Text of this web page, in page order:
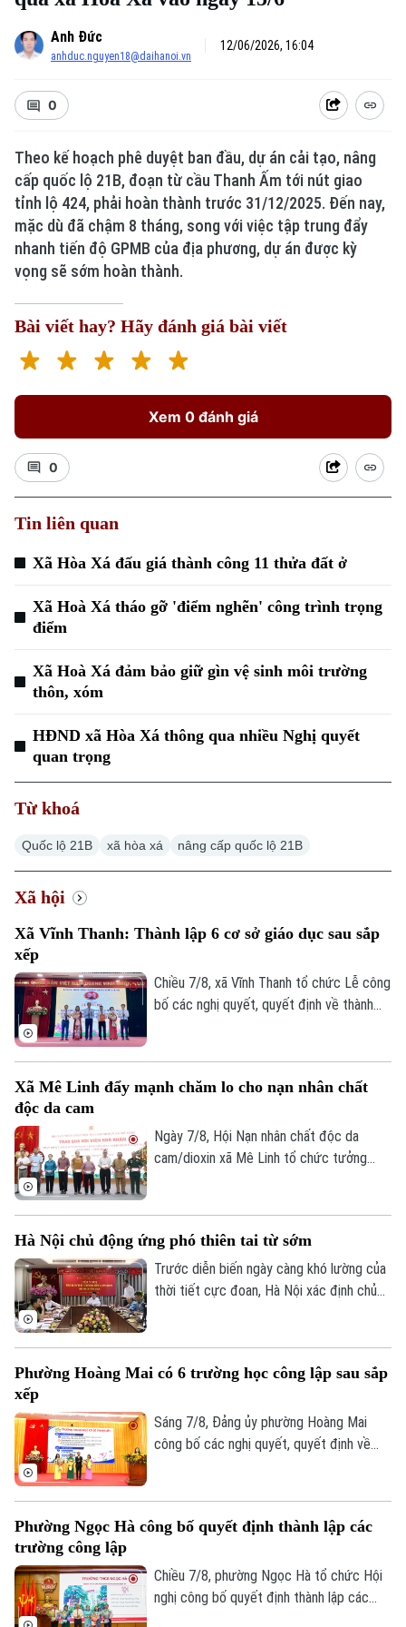
Xu hướng
Chuyên mục
Thời sự
Hà Nội
Chính trị
Hà Nội
Nhịp sống Hà Nội
Thế giới
Anh Đức
anhduc.nguyen18@daihanoi.vn
12/06/2026, 16:04
0
Theo kế hoạch phê duyệt ban đầu, dự án cải tạo, nâng
cấp quốc lộ 21B, đoạn từ cầu Thanh Ấm tới nút giao
tỉnh lộ 424, phải hoàn thành trước 31/12/2025. Đến nay,
mặc dù đã chậm 8 tháng, song với việc tập trung đẩy
nhanh tiến độ GPMB của địa phương, dự án được kỳ
vọng sẽ sớm hoàn thành.
Bài viết hay? Hãy đánh giá bài viết
Xem 0 đánh giá
0
Tin liên quan
Xã Hòa Xá đấu giá thành công 11 thửa đất ở
Xã Hoà Xá tháo gỡ 'điểm nghẽn' công trình trọng
điểm
Xã Hoà Xá đảm bảo giữ gìn vệ sinh môi trường
thôn, xóm
HĐND xã Hòa Xá thông qua nhiều Nghị quyết
quan trọng
Từ khoá
Quốc lộ 21B xã hòa xá nâng cấp quốc lộ 21B
Xã hội
Xã Vĩnh Thanh: Thành lập 6 cơ sở giáo dục sau sắp
xếp
Chiều 7/8, xã Vĩnh Thanh tổ chức Lễ công
bố các nghị quyết, quyết định về thành
Xã Mê Linh đẩy mạnh chăm lo cho nạn nhân chất
độc da cam
Ngày 7/8, Hội Nạn nhân chất độc da
cam/dioxin xã Mê Linh tổ chức tưởng
Hà Nội chủ động ứng phó thiên tai từ sớm
Trước diễn biến ngày càng khó lường của
thời tiết cực đoan, Hà Nội xác định chủ
tìm kiếm cứu nạn.
Phường Hoàng Mai có 6 trường học công lập sau sắp
xếp
Sáng 7/8, Đảng ủy phường Hoàng Mai
công bố các nghị quyết, quyết định về
diện sắp xếp được tổ chức lại thành bốn
giảm 55%, vượt yêu cầu Ủy ban nhân dân
thành phố Hà Nội đề ra.
Phường Ngọc Hà công bố quyết định thành lập các
trường công lập
Chiều 7/8, phường Ngọc Hà tổ chức Hội
nghị công bố quyết định thành lập các